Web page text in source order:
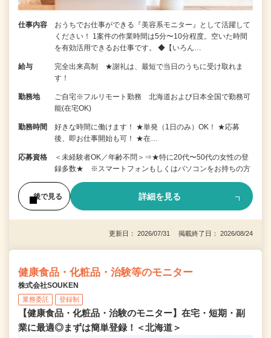
仕事内容
おうちでお仕事ができる『美容系モニター』として活躍して
ください！ 1案件の作業時間は5分〜10分程度。空いた時間
を有効活用できるお仕事です。 ◆【いろん…
給与
完全出来高制 ★謝礼は、最短で当日のうちに受け取れま
す！
勤務地
ご自宅※フルリモート勤務 北海道および日本全国で勤務可
能(在宅OK)
勤務時間
好きな時間に働けます！ ★単発（1日のみ）OK！ ★応募
後、即お仕事開始も可！ ★在…
応募資格
＜未経験者OK／年齢不問＞⇒★特に20代〜50代の女性の登
録多数★ ※スマートフォンもしくはパソコンをお持ちの方
後で見る 詳細を見る
更新日： 2026/07/31 掲載終了日： 2026/08/24
健康食品・化粧品・治験等のモニター
株式会社SOUKEN
業務委託 登録制
【健康食品・化粧品・治験のモニター】在宅・短期・副
業に最適◎まずは簡単登録！＜北海道＞